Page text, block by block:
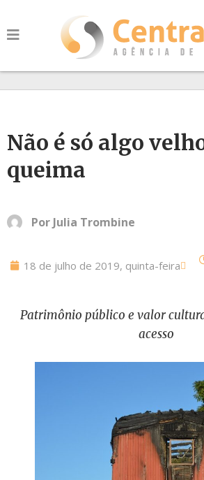
Não é só algo
queima
Por Julia Trombine
18 de julho de 2019, quinta-feira
Patrimônio público e valor
acesso